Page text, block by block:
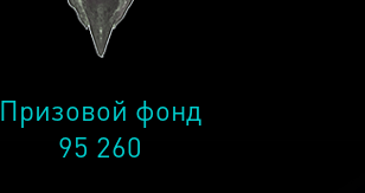
Призовой фонд
95 260